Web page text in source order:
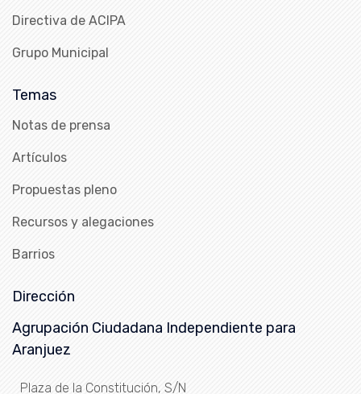
Directiva de ACIPA
Grupo Municipal
Temas
Notas de prensa
Artículos
Propuestas pleno
Recursos y alegaciones
Barrios
Dirección
Agrupación Ciudadana Independiente para
Aranjuez
Plaza de la Constitución, S/N